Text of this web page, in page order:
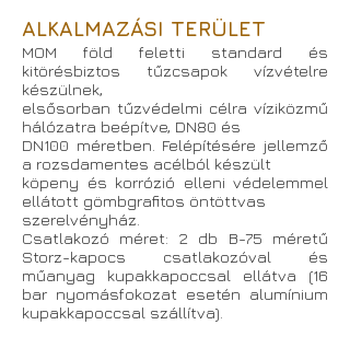
ALKALMAZÁSI TERÜLET
MOM föld feletti standard és
kitörésbiztos tűzcsapok vízvételre
készülnek,
elsősorban tűzvédelmi célra víziközmű
hálózatra beépítve, DN80 és
DN100 méretben. Felépítésére jellemző
a rozsdamentes acélból készült
köpeny és korrózió elleni védelemmel
ellátott gömbgrafitos öntöttvas
szerelvényház.
Csatlakozó méret: 2 db B-75 méretű
Storz-kapocs csatlakozóval és
műanyag kupakkapoccsal ellátva (16
bar nyomásfokozat esetén alumínium
kupakkapoccsal szállítva).